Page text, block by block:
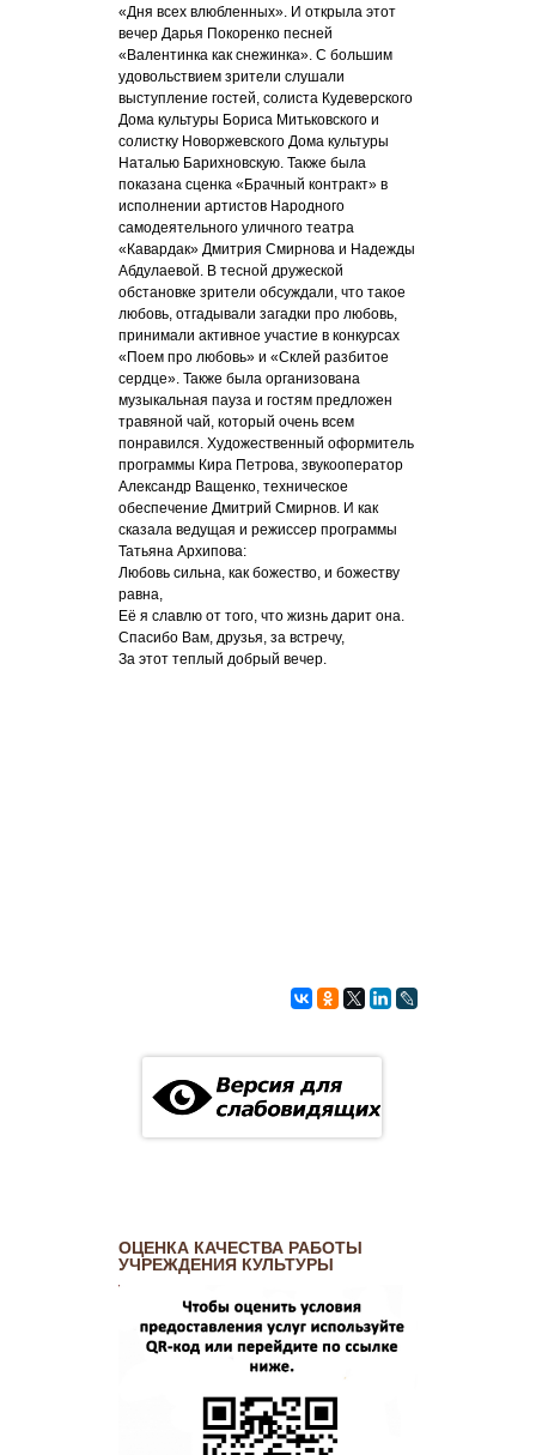
«Дня всех влюбленных». И открыла этот
вечер Дарья Покоренко песней
«Валентинка как снежинка». С большим
удовольствием зрители слушали
выступление гостей, солиста Кудеверского
Дома культуры Бориса Митьковского и
солистку Новоржевского Дома культуры
Наталью Барихновскую. Также была
показана сценка «Брачный контракт» в
исполнении артистов Народного
самодеятельного уличного театра
«Кавардак» Дмитрия Смирнова и Надежды
Абдулаевой. В тесной дружеской
обстановке зрители обсуждали, что такое
любовь, отгадывали загадки про любовь,
принимали активное участие в конкурсах
«Поем про любовь» и «Склей разбитое
сердце». Также была организована
музыкальная пауза и гостям предложен
травяной чай, который очень всем
понравился. Художественный оформитель
программы Кира Петрова, звукооператор
Александр Ващенко, техническое
обеспечение Дмитрий Смирнов. И как
сказала ведущая и режиссер программы
Татьяна Архипова:
Любовь сильна, как божество, и божеству
равна,
Её я славлю от того, что жизнь дарит она.
Спасибо Вам, друзья, за встречу,
За этот теплый добрый вечер.
ОЦЕНКА КАЧЕСТВА РАБОТЫ
УЧРЕЖДЕНИЯ КУЛЬТУРЫ